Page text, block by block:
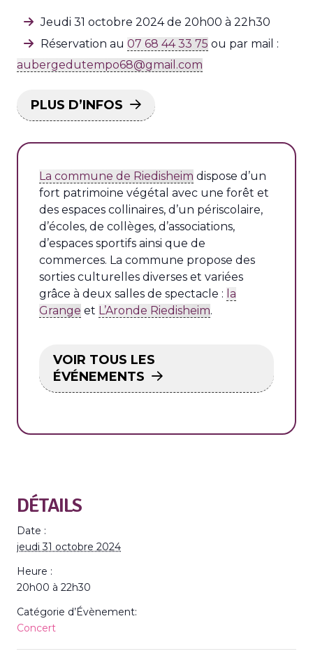
Jeudi 31 octobre 2024 de 20h00 à 22h30
Réservation au 07 68 44 33 75 ou par mail :
aubergedutempo68@gmail.com
PLUS D’INFOS
La commune de Riedisheim dispose d’un
fort patrimoine végétal avec une forêt et
des espaces collinaires, d’un périscolaire,
d’écoles, de collèges, d’associations,
d’espaces sportifs ainsi que de
commerces. La commune propose des
sorties culturelles diverses et variées
grâce à deux salles de spectacle : la
Grange et L’Aronde Riedisheim.
VOIR TOUS LES
ÉVÉNEMENTS
DÉTAILS
Date :
jeudi 31 octobre 2024
Heure :
20h00 à 22h30
Catégorie d’Évènement:
Concert